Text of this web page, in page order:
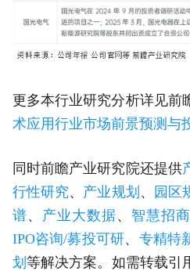
更多本行业研究分析详见前
术应用行业市场前景预测与
同时前瞻产业研究院还提供
行性研究、 产业规划 、 园区
谱、 产业大数据、 智慧招
IPO咨询/募投可研、 专精特
划 等解决方案。如需转载引